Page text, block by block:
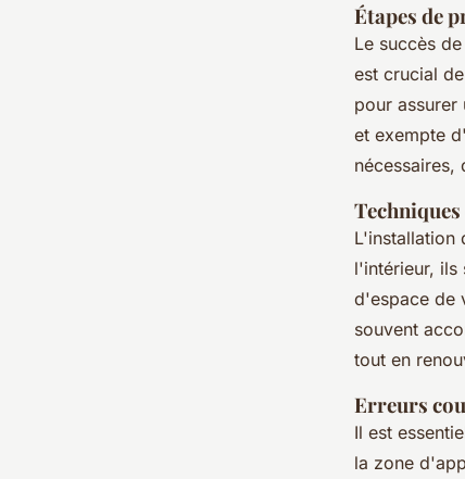
Étapes de
Le succès
est crucial de
pour assurer
et exempte
nécessaires,
L'installation
l'intérieur, ils
d'espace de
souvent
tout en
Erreurs
Il est
la zone